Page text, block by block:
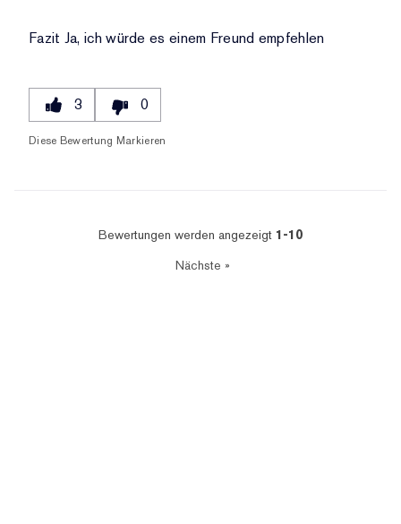
Fazit Ja, ich würde es einem Freund empfehlen
3 0
Diese Bewertung Markieren
Bewertungen werden angezeigt 1-10
Nächste »